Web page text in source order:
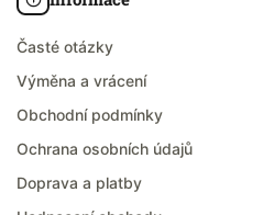
Časté otázky
Výměna a vrácení
Obchodní podmínky
Ochrana osobních údajů
Doprava a platby